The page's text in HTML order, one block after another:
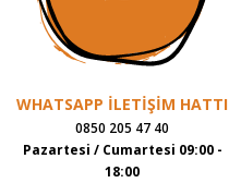
WHATSAPP İLETİŞİM HATTI
0850 205 47 40
Pazartesi / Cumartesi 09:00 -
18:00